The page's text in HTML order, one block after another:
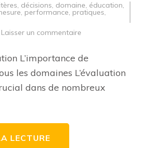
, décisions, domaine, éducation,
, performance, pratiques,
Laisser un commentaire
pour
une
évaluation
efficace
tous
L’importance de
les domaines L’évaluation
dans de nombreux
LECTURE